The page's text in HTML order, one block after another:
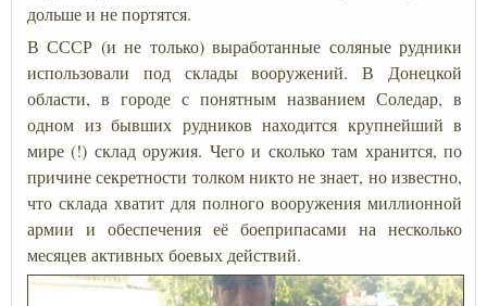
дольше и не портятся.
В СССР (и не только) выработанные соляные рудники
использовали под склады вооружений. В Донецкой
области, в городе с понятным названием Соледар, в
одном из бывших рудников находится крупнейший в
мире (!) склад оружия. Чего и сколько там хранится, по
причине секретности толком никто не знает, но известно,
что склада хватит для полного вооружения миллионной
армии и обеспечения её боеприпасами на несколько
месяцев активных боевых действий.